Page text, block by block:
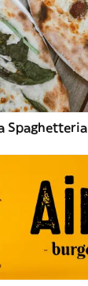
Spaghetteria